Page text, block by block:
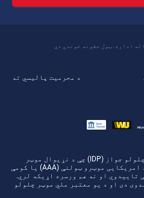
د محرمیت پالیسي ته
: د نړیوال موټر چلولو جواز (IDP) چې د نړیوال موټر
چلولو ادارې لخوا وړاندې کیږي، د امریکایی موټرو ټولنې (AAA) یا کومې
تاییدوي او نه هم ورسره اړیکه لري.
دی او د یو معتبر ملي موټر چلولو